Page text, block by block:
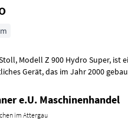
ist ein
Jahr 2000 gebaut
e.U. Maschinenhandel
im Attergau